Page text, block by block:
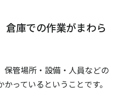
倉庫での作業がまわら
管場所・設備・人員などの
っているということです。